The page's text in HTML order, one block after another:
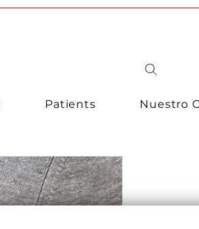
Patients Nuestro